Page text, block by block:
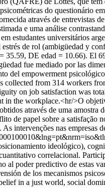
do questionário
através de entrevistas
e uma análise
estudantes universitários
de rol (ambigüedad y
35.59, DE edad = 10.66). El
fue mediado por las
del empowerment
collected from 314 workers
on job satisfaction was
the workplace.<hr/>O
através de uma
de papel sobre a satisfação
intervenções nas empresas
ideológico),
correlacional.
al poder predictivo de estas
de los mecanismos
in a just world, social